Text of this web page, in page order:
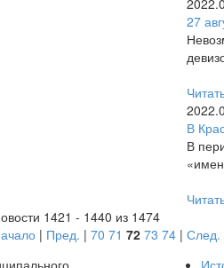
27
В
В
1421 - 1440 из 1474
| Пред. | 70 71 72 73 74| След.